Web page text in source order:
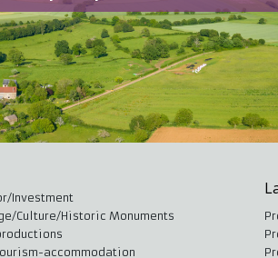
Investment
Culture/Historic Monuments
accommodation